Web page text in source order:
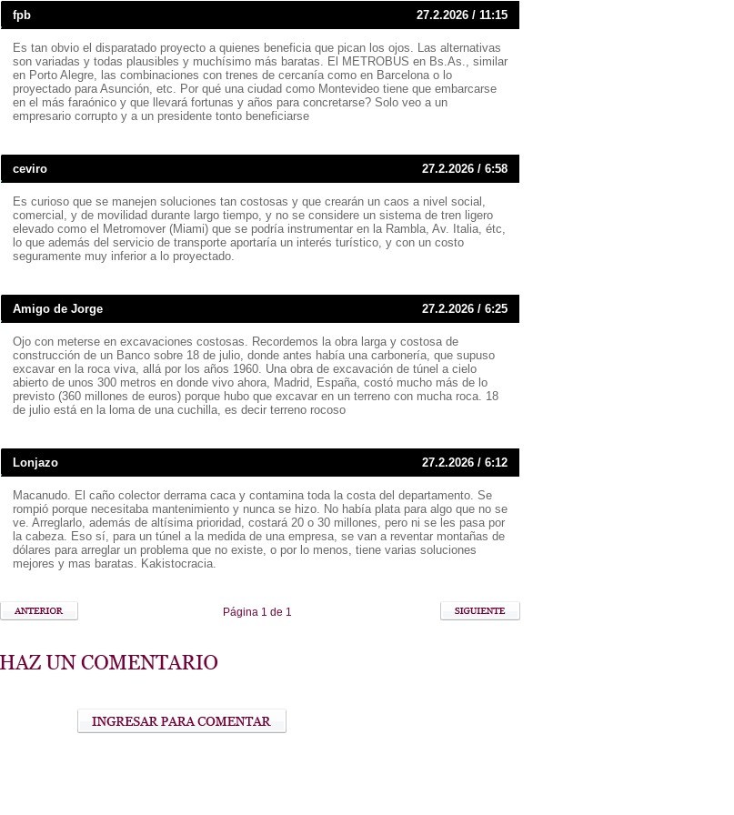
fpb 27.2.2026 / 11:15
Es tan obvio el disparatado proyecto a quienes beneficia que pican los ojos. Las alternativas
son variadas y todas plausibles y muchísimo más baratas. El METROBUS en Bs.As., similar
en Porto Alegre, las combinaciones con trenes de cercanía como en Barcelona o lo
proyectado para Asunción, etc. Por qué una ciudad como Montevideo tiene que embarcarse
en el más faraónico y que llevará fortunas y años para concretarse? Solo veo a un
empresario corrupto y a un presidente tonto beneficiarse
ceviro 27.2.2026 / 6:58
Es curioso que se manejen soluciones tan costosas y que crearán un caos a nivel social,
comercial, y de movilidad durante largo tiempo, y no se considere un sistema de tren ligero
elevado como el Metromover (Miami) que se podría instrumentar en la Rambla, Av. Italia, étc,
lo que además del servicio de transporte aportaría un interés turístico, y con un costo
seguramente muy inferior a lo proyectado.
Amigo de Jorge 27.2.2026 / 6:25
Ojo con meterse en excavaciones costosas. Recordemos la obra larga y costosa de
construcción de un Banco sobre 18 de julio, donde antes había una carbonería, que supuso
excavar en la roca viva, allá por los años 1960. Una obra de excavación de túnel a cielo
abierto de unos 300 metros en donde vivo ahora, Madrid, España, costó mucho más de lo
previsto (360 millones de euros) porque hubo que excavar en un terreno con mucha roca. 18
de julio está en la loma de una cuchilla, es decir terreno rocoso
Lonjazo 27.2.2026 / 6:12
Macanudo. El caño colector derrama caca y contamina toda la costa del departamento. Se
rompió porque necesitaba mantenimiento y nunca se hizo. No había plata para algo que no se
ve. Arreglarlo, además de altísima prioridad, costará 20 o 30 millones, pero ni se les pasa por
la cabeza. Eso sí, para un túnel a la medida de una empresa, se van a reventar montañas de
dólares para arreglar un problema que no existe, o por lo menos, tiene varias soluciones
mejores y mas baratas. Kakistocracia.
Página 1 de 1